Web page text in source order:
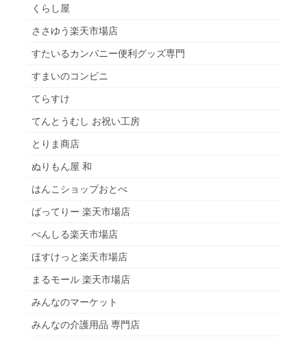
くらし屋
ささゆう楽天市場店
すたいるカンパニー便利グッズ専門
すまいのコンビニ
てらすけ
てんとうむし お祝い工房
とりま商店
ぬりもん屋 和
はんこショップおとべ
ばってりー 楽天市場店
ぺんしる楽天市場店
ほすけっと楽天市場店
まるモール 楽天市場店
みんなのマーケット
みんなの介護用品 専門店